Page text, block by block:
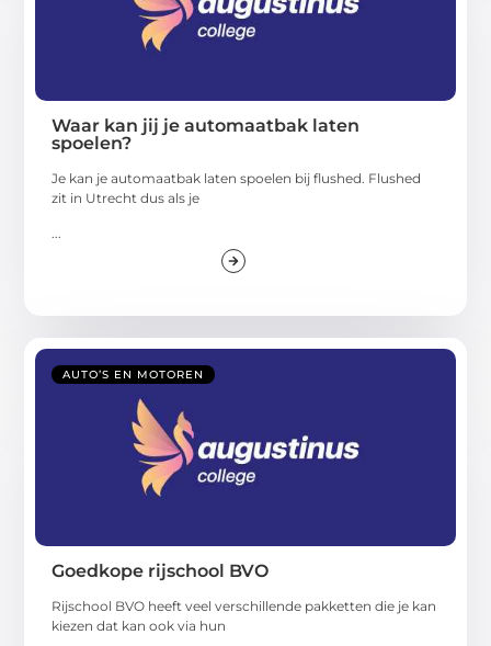
Waar kan jij je automaatbak laten
spoelen?
Je kan je automaatbak laten spoelen bij flushed. Flushed
zit in Utrecht dus als je
...
AUTO’S EN MOTOREN
Goedkope rijschool BVO
Rijschool BVO heeft veel verschillende pakketten die je kan
kiezen dat kan ook via hun